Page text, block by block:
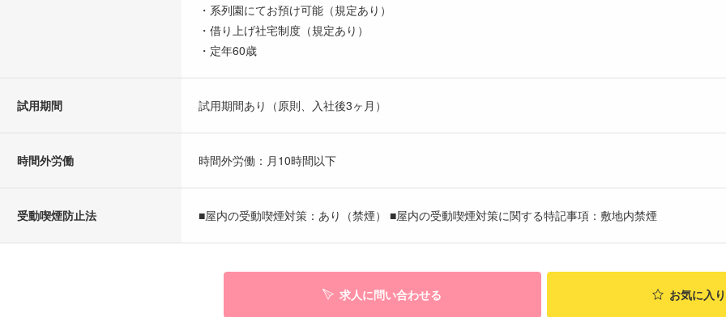
・系列園にてお預け可能（規定あり）
・借り上げ社宅制度（規定あり）
・定年60歳
試用期間 試用期間あり（原則、入社後3ヶ月）
時間外労働 時間外労働：月10時間以下
受動喫煙防止法 ■屋内の受動喫煙対策：あり（禁煙） ■屋内の受動喫煙対策に関する特記事項：敷地内禁煙
求人に問い合わせる お気に入